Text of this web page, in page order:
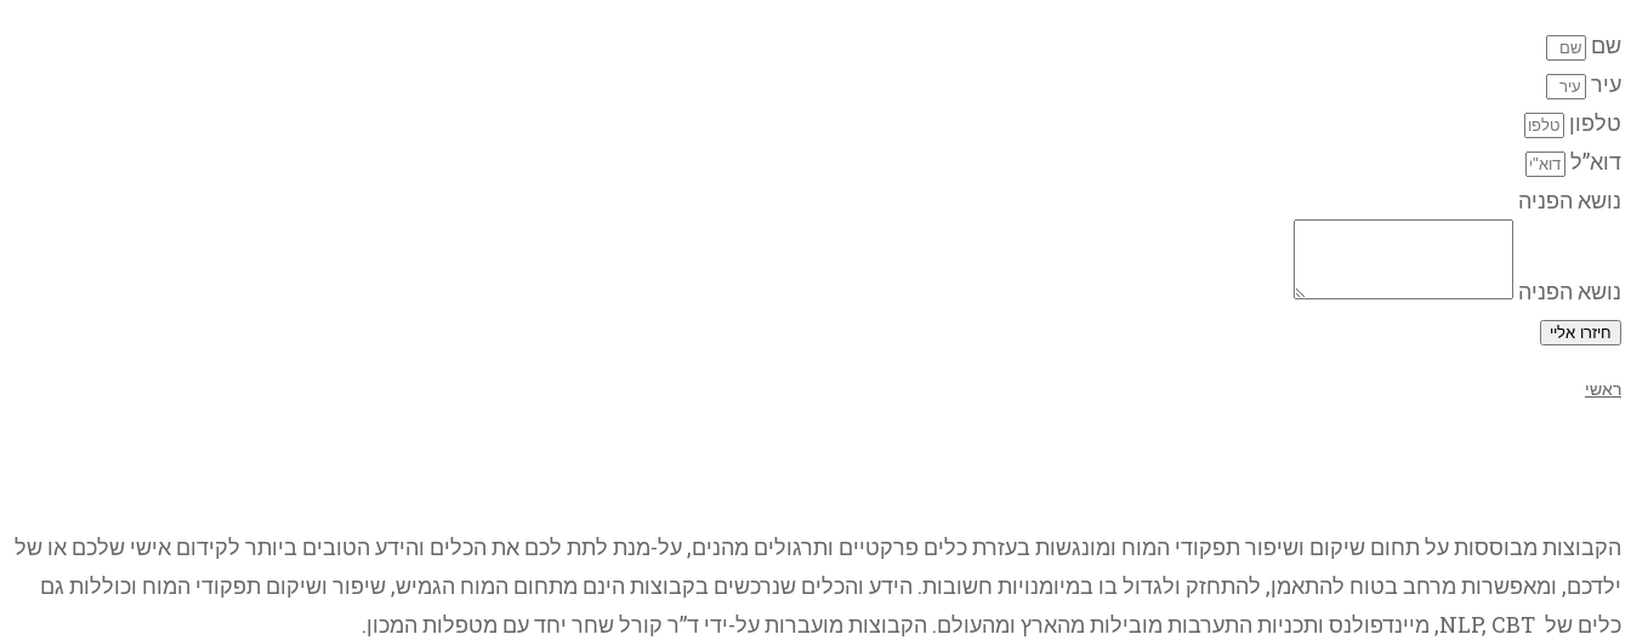
שם
עיר
טלפון
דוא”ל
נושא הפניה
נושא הפניה
חיזרו אליי
ראשי
הקבוצות מבוססות על תחום שיקום ושיפור תפקודי המוח ומונגשות בעזרת כלים פרקטיים ותרגולים מהנים, על-מנת לתת לכם את הכלים והידע הטובים ביותר לקידום אישי שלכם או של
ילדכם, ומאפשרות מרחב בטוח להתאמן, להתחזק ולגדול בו במיומנויות חשובות. הידע והכלים שנרכשים בקבוצות הינם מתחום המוח הגמיש, שיפור ושיקום תפקודי המוח וכוללות גם
כלים של NLP, CBT, מיינדפולנס ותכניות התערבות מובילות מהארץ ומהעולם. הקבוצות מועברות על-ידי ד”ר קורל שחר יחד עם מטפלות המכון.